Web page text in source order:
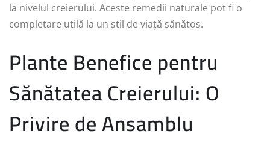
la nivelul creierului. Aceste remedii naturale pot fi o
completare utilă la un stil de viață sănătos.
Plante Benefice pentru
Sănătatea Creierului: O
Privire de Ansamblu